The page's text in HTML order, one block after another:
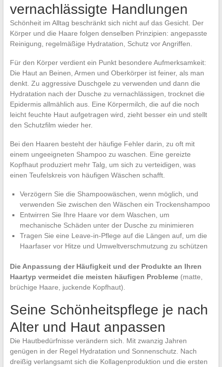
vernachlässigte Handlungen
Schönheit im Alltag beschränkt sich nicht auf das Gesicht. Der
Körper und die Haare folgen denselben Prinzipien: angepasste
Reinigung, regelmäßige Hydratation, Schutz vor Angriffen.
Für den Körper verdient ein Punkt besondere Aufmerksamkeit:
Die Haut an Beinen, Armen und Oberkörper ist feiner, als man
denkt. Zu aggressive Duschgele zu verwenden und dann die
Hydratation nach der Dusche zu vernachlässigen, trocknet die
Epidermis allmählich aus. Eine Körpermilch, die auf die noch
leicht feuchte Haut aufgetragen wird, zieht besser ein und stellt
den Schutzfilm wieder her.
Bei den Haaren besteht der häufige Fehler darin, zu oft mit
einem ungeeigneten Shampoo zu waschen. Eine gereizte
Kopfhaut produziert mehr Talg, um sich zu verteidigen, was
einen Teufelskreis von häufigen Wäschen schafft.
Verzögern Sie die Shampoowäschen, wenn möglich, und
verwenden Sie zwischen den Wäschen ein Trockenshampoo
Entwirren Sie Ihre Haare vor dem Waschen, um
mechanische Schäden unter der Dusche zu minimieren
Tragen Sie eine Leave-in-Pflege auf die Längen auf, um die
Haarfaser vor Hitze und Umweltverschmutzung zu schützen
Die Anpassung der Häufigkeit und der Produkte an Ihren
Haartyp vermeidet die meisten häufigen Probleme(matte,
brüchige Haare, juckende Kopfhaut).
Seine Schönheitspflege je nach
Alter und Haut anpassen
Die Hautbedürfnisse verändern sich. Mit zwanzig Jahren
genügen in der Regel Hydratation und Sonnenschutz. Nach
dreißig verlangsamt sich die Kollagenproduktion und die ersten